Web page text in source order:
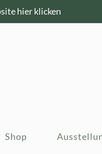
hier klicken
Shop